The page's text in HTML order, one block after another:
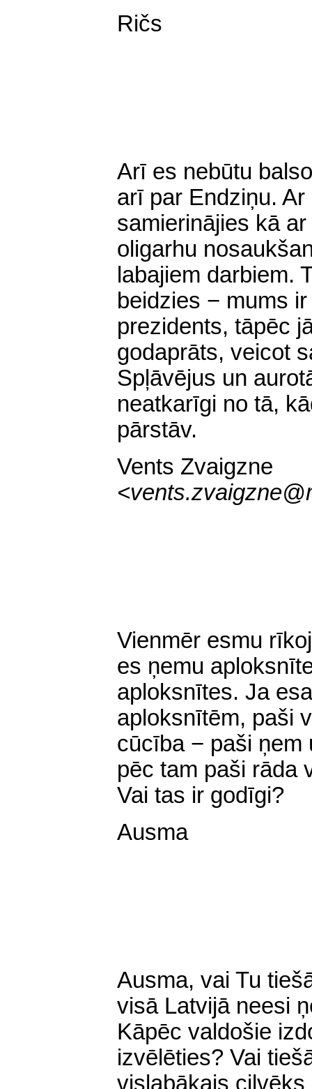
Ričs
Arī es nebūtu
arī par Endziņu.
samierinājies kā ar
oligarhu
labajiem darbiem.
beidzies − mums
prezidents, tāpēc
godaprāts, veicot
Spļāvējus un
neatkarīgi no tā,
pārstāv.
Vents Zvaigzne
<
Vienmēr esmu
es ņemu
aploksnītes. Ja
aploksnītēm, paši
cūcība − paši ņem
pēc tam paši rāda
Vai tas ir godīgi?
Ausma
Ausma, vai Tu
visā Latvijā neesi
Kāpēc valdošie
izvēlēties? Vai
vislabākais cilvēks